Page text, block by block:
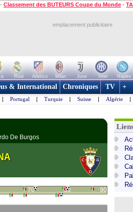
- Classement des BUTEURS Coupe du Monde -
emplacement publicitaire
Real Atletico Milan Juve Inter Naples
& International Chroniques TV +
| Portugal | Turquie | Suisse | Algérie |
De Burgos
70 80 90